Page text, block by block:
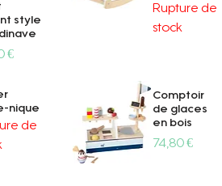
style
€
Rupture de
stock
nique
de
Comptoir
de glaces
en bois
Prix
74,80 €